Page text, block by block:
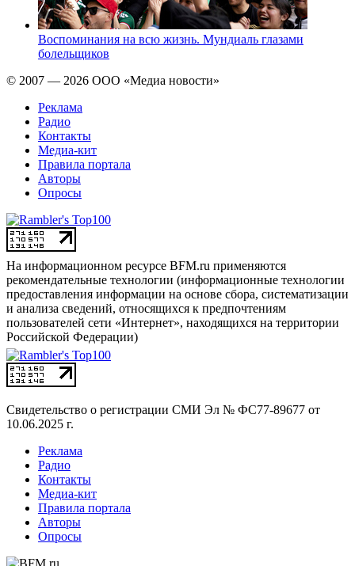
Воспоминания на всю жизнь. Мундиаль глазами
болельщиков
© 2007 — 2026 ООО «Медиа новости»
Реклама
Радио
Контакты
Медиа-кит
Правила портала
Авторы
Опросы
На информационном ресурсе BFM.ru применяются
рекомендательные технологии (информационные технологии
предоставления информации на основе сбора, систематизации
и анализа сведений, относящихся к предпочтениям
пользователей сети «Интернет», находящихся на территории
Российской Федерации)
Свидетельство о регистрации СМИ Эл № ФС77-89677 от
10.06.2025 г.
Реклама
Радио
Контакты
Медиа-кит
Правила портала
Авторы
Опросы